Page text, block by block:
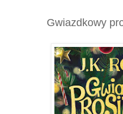
Gwiazdkowy